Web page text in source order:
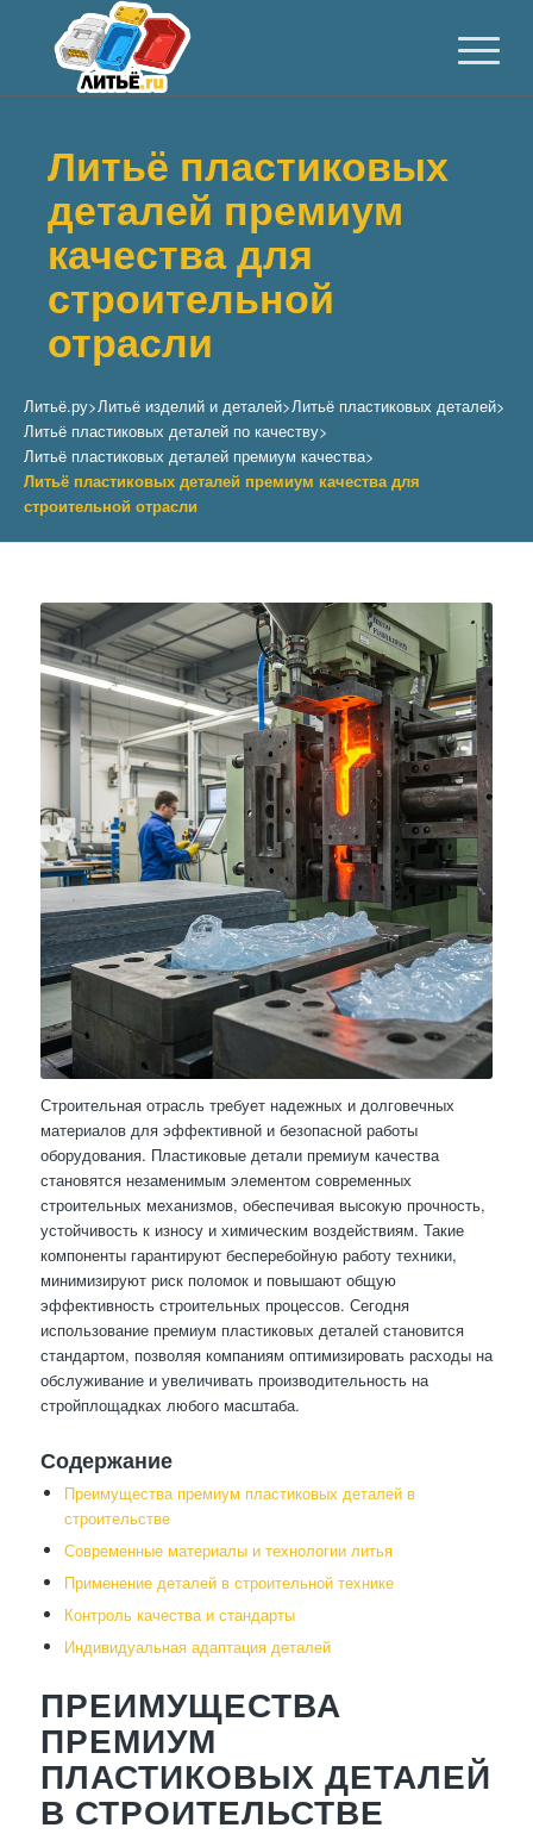
Литьё пластиковых
деталей премиум
качества для
строительной
отрасли
Литьё.ру>Литьё изделий и деталей>Литьё пластиковых деталей>
Литьё пластиковых деталей по качеству>
Литьё пластиковых деталей премиум качества>
Литьё пластиковых деталей премиум качества для
строительной отрасли
Строительная отрасль требует надежных и долговечных
материалов для эффективной и безопасной работы
оборудования. Пластиковые детали премиум качества
становятся незаменимым элементом современных
строительных механизмов, обеспечивая высокую прочность,
устойчивость к износу и химическим воздействиям. Такие
компоненты гарантируют бесперебойную работу техники,
минимизируют риск поломок и повышают общую
эффективность строительных процессов. Сегодня
использование премиум пластиковых деталей становится
стандартом, позволяя компаниям оптимизировать расходы на
обслуживание и увеличивать производительность на
стройплощадках любого масштаба.
Содержание
Преимущества премиум пластиковых деталей в
строительстве
Современные материалы и технологии литья
Применение деталей в строительной технике
Контроль качества и стандарты
Индивидуальная адаптация деталей
ПРЕИМУЩЕСТВА
ПРЕМИУМ
ПЛАСТИКОВЫХ ДЕТАЛЕЙ
В СТРОИТЕЛЬСТВЕ